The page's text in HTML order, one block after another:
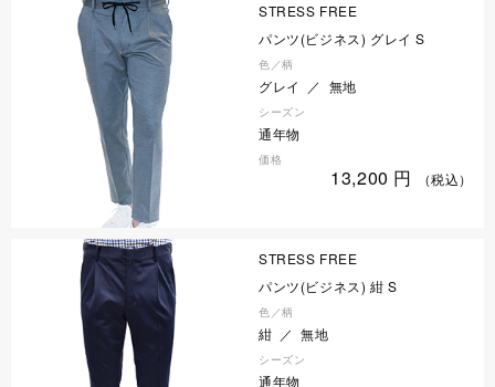
STRESS FREE
パンツ(ビジネス) グレイ S
色／柄
グレイ ／ 無地
シーズン
通年物
価格
13,200 円 （税込）
STRESS FREE
パンツ(ビジネス) 紺 S
色／柄
紺 ／ 無地
シーズン
通年物